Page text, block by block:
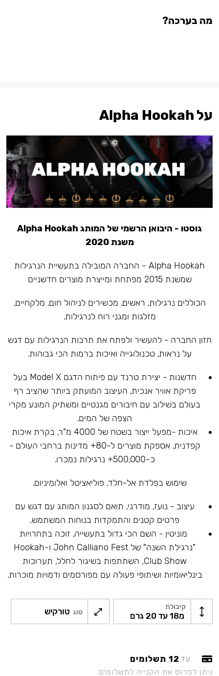
מה בערכה?
על Alpha Hookah
גוסטו - היבואן הרשמי של המותג Alpha Hookah
משנת 2020
Alpha Hookah - החברה המובילה בתעשיית הנרגילות
שמשנת 2015 מפתחת ומייצרת מוצרים חדשניים
הכוללים נרגילות, ראשים, מכשירים לניהול חום, מלקחיים,
מזלגות ומגני רוח לנרגילות.
חזון החברה - להעשיר ולפתח את תרבות הנרגילות עם דגש
על נראות, טכנולוגייה ואיכות ברמות הכי גבוהות.
חדשנות - יצירת טרנד עם פיתוח הדגם Model X בעל
פריקת אוויר אנכית, העיצוב המועתק ביותר שהציב רף
בעולם בשילוב עם חיבורים מגנטיים ומשתיק המונע מקרי
הצפה של המים.
איכות -מפעל ייצור בשטח של 4000 מ"ר, בקרת איכות
קפדנית, אספקת מוצרים ל-80+ מדינות ברחבי העולם -
כ-500,000+ נרגילות נמכרו.
שימוש בפלדת אל-חלד, פוליאציטל ואלומיניום.
עיצוב - נועז, מודרני, תואם לסגנון המותג עם דגש עם
פרטים קטנים והתמקדות בנוחות המשתמש.
מוניטין - השם הכי גדול בתעשייה, זוכה בתחרויות
"נרגילת השנה" של John Calliano Fest ו-Hookah
Club Show, השתתפות בשיגור לחלל, תערוכות
בינליאומיות ושיתופי פעולה עם מפורסמים ודמויות מוכרות.
קיבולת
מ18 עד 20 גרם סוג טורקיש
עד 12 תשלומים
ניתן לפרוס את הקנייה לתשלומים